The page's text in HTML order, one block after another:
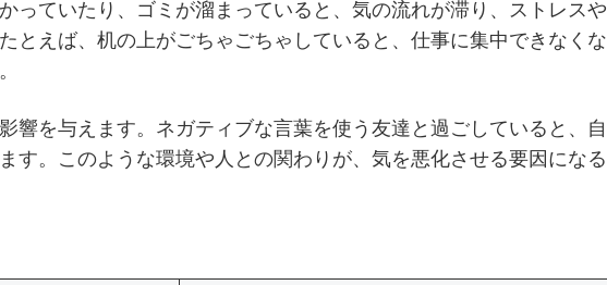
っていたり、ゴミが溜まっていると、気の流れが滞り、ストレスや
とえば、机の上がごちゃごちゃしていると、仕事に集中できなくな
響を与えます。ネガティブな言葉を使う友達と過ごしていると、自
す。このような環境や人との関わりが、気を悪化させる要因になる